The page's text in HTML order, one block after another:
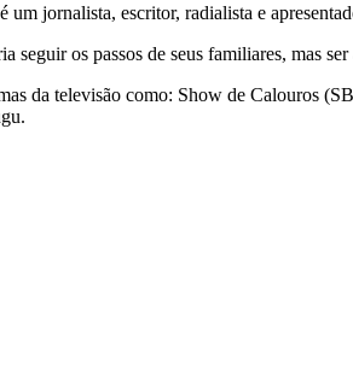
jornalista, escritor, radialista e
os passos de seus familiares, mas ser
da televisão como: Show de Calouros